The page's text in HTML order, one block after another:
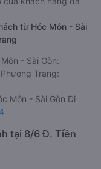
từ Hóc Môn - Sài
- Sài Gòn:
Trang:
Môn - Sài Gòn Di
tại 8/6 Đ. Tiền